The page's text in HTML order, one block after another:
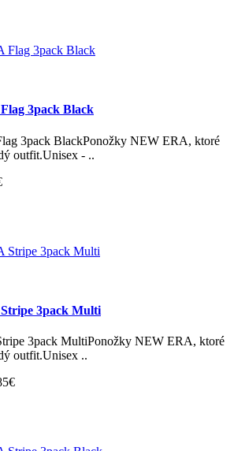
3pack Black
3pack BlackPonožky NEW ERA, ktoré
outfit.Unisex - ..
3pack Multi
3pack MultiPonožky NEW ERA, ktoré
outfit.Unisex ..